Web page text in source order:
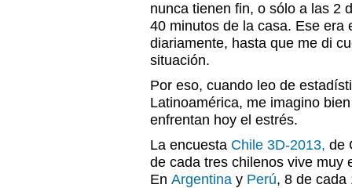
nunca tienen fin, o sólo a las 2
40 minutos de la casa. Ese era
diariamente, hasta que me di
situación.
Por eso, cuando leo de
Latinoamérica, me imagino
enfrentan hoy el estrés.
La encuesta Chile 3D-2013, de
de cada tres chilenos vive muy
En Argentina y Perú, 8 de cada